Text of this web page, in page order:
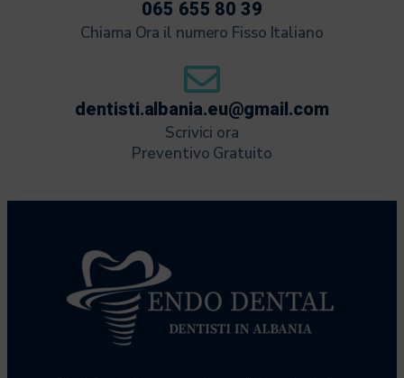
065 655 80 39
Chiama Ora il numero Fisso Italiano
dentisti.albania.eu@gmail.com
Scrivici ora
Preventivo Gratuito